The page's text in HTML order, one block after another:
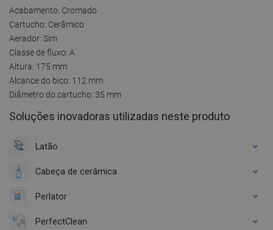
Acabamento: Cromado
Cartucho: Cerâmico
Aerador: Sim
Classe de fluxo: A
Altura: 175 mm
Alcance do bico: 112 mm
Diâmetro do cartucho: 35 mm
Soluções inovadoras utilizadas neste produto
Latão
Cabeça de cerâmica
Perlator
PerfectClean